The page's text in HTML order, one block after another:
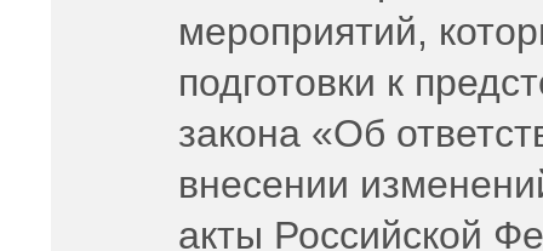
мероприятий,
подготовки к
закона «Об
внесении
акты Российской